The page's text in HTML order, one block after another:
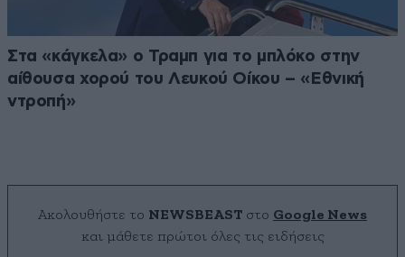
Στα «κάγκελα» ο Τραμπ για το μπλόκο στην
αίθουσα χορού του Λευκού Οίκου – «Εθνική
ντροπή»
Ακολουθήστε το NEWSBEAST στο Google News
και μάθετε πρώτοι όλες τις ειδήσεις